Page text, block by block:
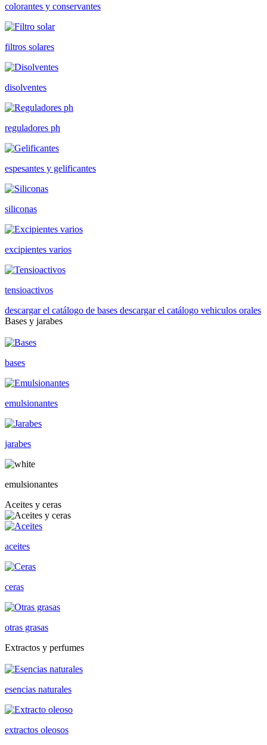
colorantes y conservantes
filtros solares
disolventes
reguladores ph
espesantes y gelificantes
siliconas
excipientes varios
tensioactivos
descargar el catálogo de bases descargar el catálogo vehiculos orales
Bases y jarabes
bases
emulsionantes
jarabes
emulsionantes
Aceites y ceras
aceites
ceras
otras grasas
Extractos y perfumes
esencias naturales
extractos oleosos